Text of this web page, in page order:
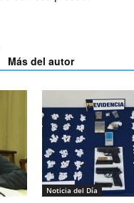
Más del autor
Noticia del Día